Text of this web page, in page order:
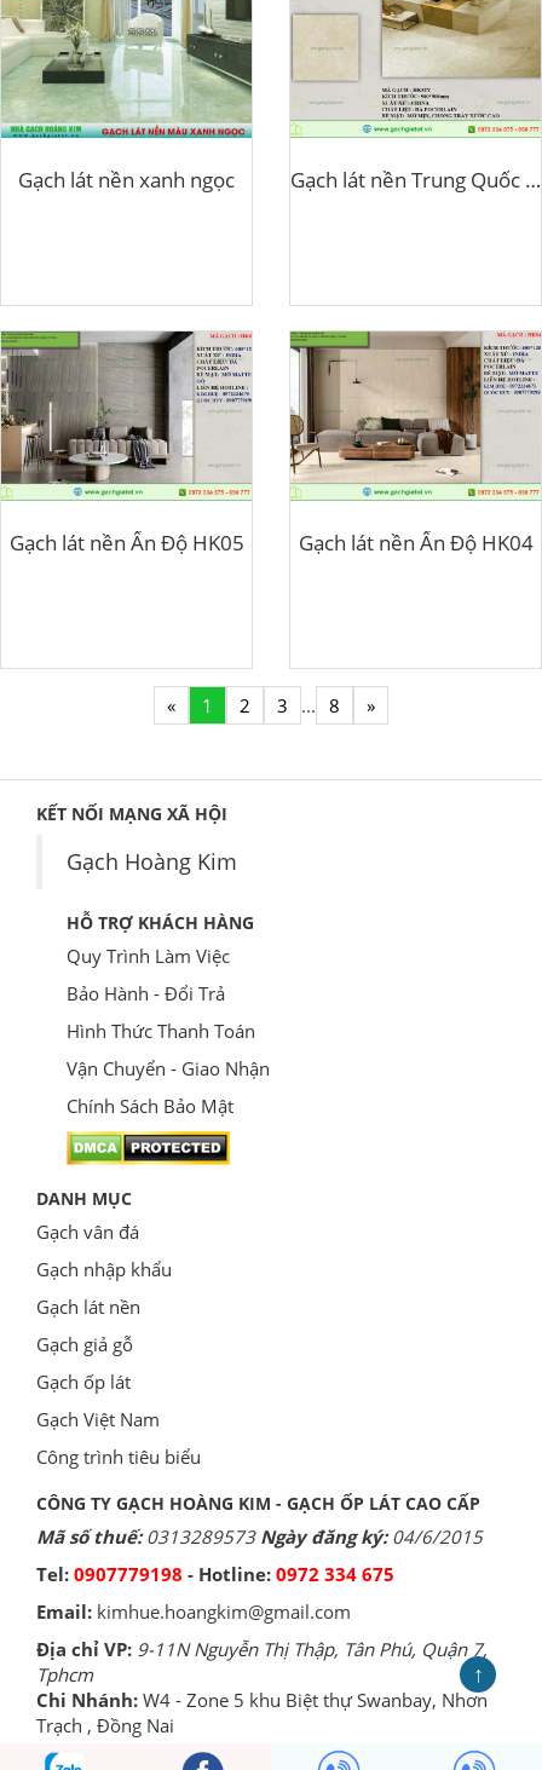
Gạch lát nền xanh ngọc Gạch lát nền Trung Quốc HK52Y
Gạch lát nền Ấn Độ HK05 Gạch lát nền Ấn Độ HK04
« 1 2 3 ... 8 »
KẾT NỐI MẠNG XÃ HỘI
Gạch Hoàng Kim
HỖ TRỢ KHÁCH HÀNG
Quy Trình Làm Việc
Bảo Hành - Đổi Trả
Hình Thức Thanh Toán
Vận Chuyển - Giao Nhận
Chính Sách Bảo Mật
DANH MỤC
Gạch vân đá
Gạch nhập khẩu
Gạch lát nền
Gạch giả gỗ
Gạch ốp lát
Gạch Việt Nam
Công trình tiêu biểu
CÔNG TY GẠCH HOÀNG KIM - GẠCH ỐP LÁT CAO CẤP
Mã số thuế:0313289573Ngày đăng ký:04/6/2015
Tel: 0907779198 - Hotline: 0972 334 675
Email: kimhue.hoangkim@gmail.com
Địa chỉ VP: 9-11N Nguyễn Thị Thập, Tân Phú, Quận 7,
Tphcm
Chi Nhánh: W4 - Zone 5 khu Biệt thự Swanbay, Nhơn
Trạch , Đồng Nai
↑